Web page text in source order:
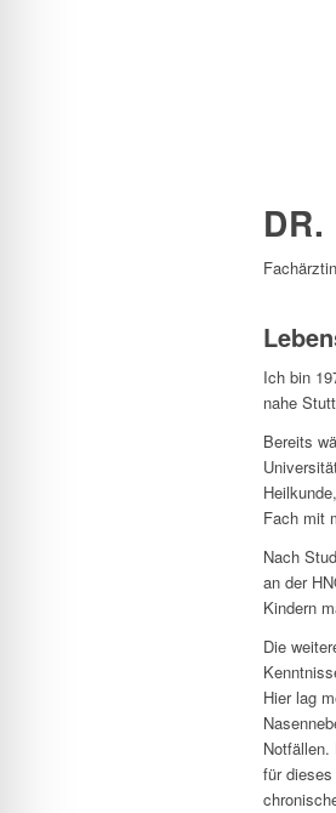
Ich bin
nahe
Bereits
Fach mit
Nach
an der
Kindern
Die
Hier lag
für